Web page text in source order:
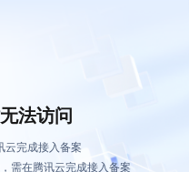
法访问
云完成接入备案
需在腾讯云完成接入备案